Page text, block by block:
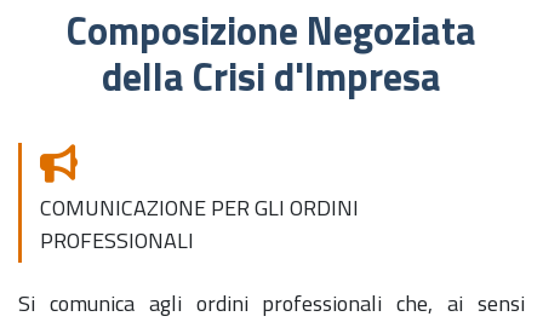
Composizione Negoziata
della Crisi d'Impresa
COMUNICAZIONE PER GLI ORDINI
PROFESSIONALI
Si comunica agli ordini professionali che, ai sensi